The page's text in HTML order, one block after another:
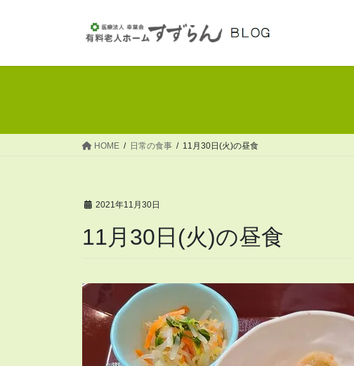
HOME 日常の食事 11月30日(火)の昼食
2021年11月30日
11月30日(火)の昼食